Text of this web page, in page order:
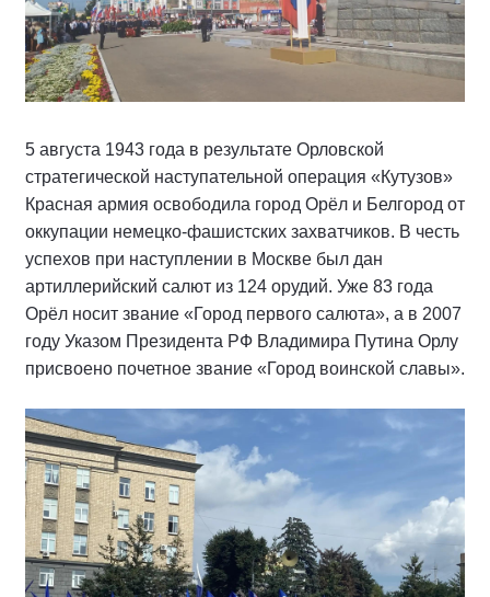
5 августа 1943 года в результате Орловской
стратегической наступательной операция «Кутузов»
Красная армия освободила город Орёл и Белгород от
оккупации немецко-фашистских захватчиков. В честь
успехов при наступлении в Москве был дан
артиллерийский салют из 124 орудий. Уже 83 года
Орёл носит звание «Город первого салюта», а в 2007
году Указом Президента РФ Владимира Путина Орлу
присвоено почетное звание «Город воинской славы».